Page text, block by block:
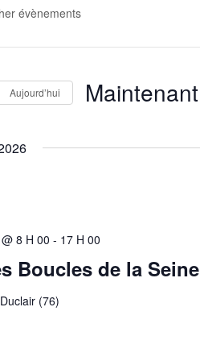
Aujourd’hui Maintenant
date.
Boucles de la Seine
8 H 00 - 17 H 00
Duclair (76)